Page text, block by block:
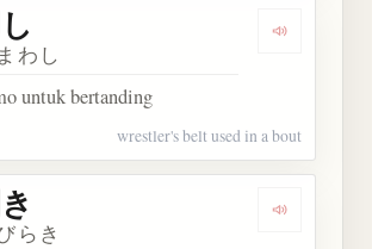
Dengarkan
わし
untuk bertanding
wrestler's belt used in a bout
Dengarkan
らき